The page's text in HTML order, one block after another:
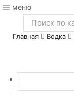
меню
Search
input
Главная Водка